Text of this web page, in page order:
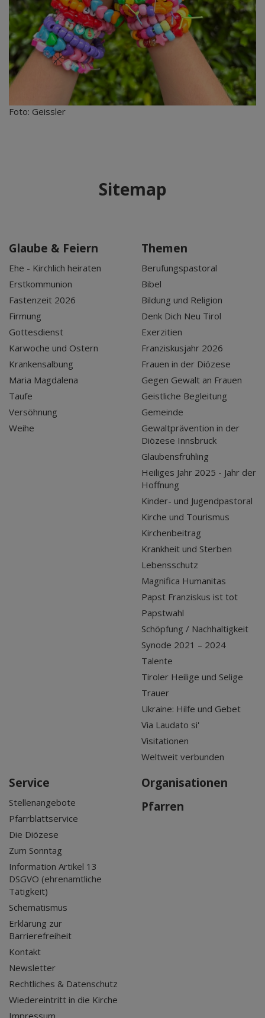
Foto: Geissler
Sitemap
Glaube & Feiern
Ehe - Kirchlich heiraten
Erstkommunion
Fastenzeit 2026
Firmung
Gottesdienst
Karwoche und Ostern
Krankensalbung
Maria Magdalena
Taufe
Versöhnung
Weihe
Themen
Berufungspastoral
Bibel
Bildung und Religion
Denk Dich Neu Tirol
Exerzitien
Franziskusjahr 2026
Frauen in der Diözese
Gegen Gewalt an Frauen
Geistliche Begleitung
Gemeinde
Gewaltprävention in der
Diözese Innsbruck
Glaubensfrühling
Heiliges Jahr 2025 - Jahr der
Hoffnung
Kinder- und Jugendpastoral
Kirche und Tourismus
Kirchenbeitrag
Krankheit und Sterben
Lebensschutz
Magnifica Humanitas
Papst Franziskus ist tot
Papstwahl
Schöpfung / Nachhaltigkeit
Synode 2021 – 2024
Talente
Tiroler Heilige und Selige
Trauer
Ukraine: Hilfe und Gebet
Via Laudato si'
Visitationen
Weltweit verbunden
Service
Stellenangebote
Pfarrblattservice
Die Diözese
Zum Sonntag
Information Artikel 13
DSGVO (ehrenamtliche
Tätigkeit)
Schematismus
Erklärung zur
Barrierefreiheit
Kontakt
Newsletter
Rechtliches & Datenschutz
Wiedereintritt in die Kirche
Impressum
Organisationen
Pfarren